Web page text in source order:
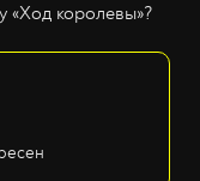
«Ход королевы»?